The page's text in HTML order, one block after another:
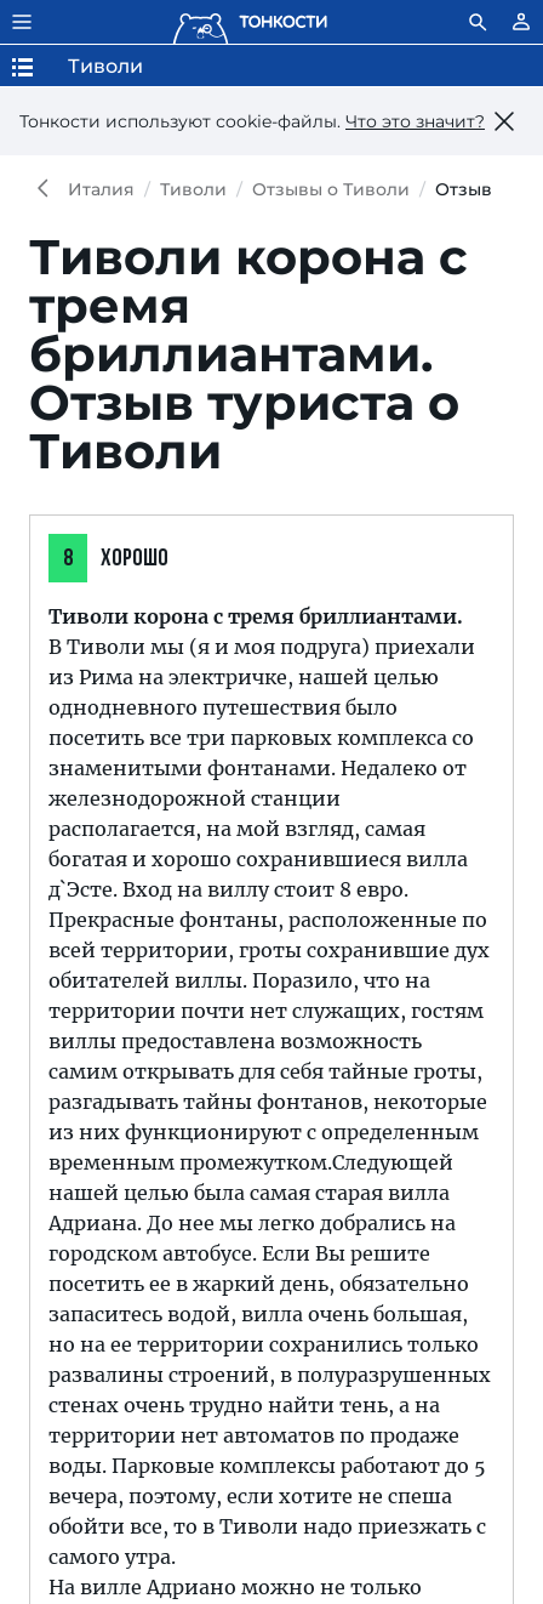
Тонкости используют сookie-файлы. Что это значит?
Тиволи
Италия Тиволи Отзывы о Тиволи Отзыв
Тиволи корона с
тремя
бриллиантами.
Отзыв туриста о
Тиволи
8 ХОРОШО
Тиволи корона с тремя бриллиантами.
В Тиволи мы (я и моя подруга) приехали
из Рима на электричке, нашей целью
однодневного путешествия было
посетить все три парковых комплекса со
знаменитыми фонтанами. Недалеко от
железнодорожной станции
располагается, на мой взгляд, самая
богатая и хорошо сохранившиеся вилла
д`Эсте. Вход на виллу стоит 8 евро.
Прекрасные фонтаны, расположенные по
всей территории, гроты сохранившие дух
обитателей виллы. Поразило, что на
территории почти нет служащих, гостям
виллы предоставлена возможность
самим открывать для себя тайные гроты,
разгадывать тайны фонтанов, некоторые
из них функционируют с определенным
временным промежутком.Следующей
нашей целью была самая старая вилла
Адриана. До нее мы легко добрались на
городском автобусе. Если Вы решите
посетить ее в жаркий день, обязательно
запаситесь водой, вилла очень большая,
но на ее территории сохранились только
развалины строений, в полуразрушенных
стенах очень трудно найти тень, а на
территории нет автоматов по продаже
воды. Парковые комплексы работают до 5
вечера, поэтому, если хотите не спеша
обойти все, то в Тиволи надо приезжать с
самого утра.
На вилле Адриано можно не только